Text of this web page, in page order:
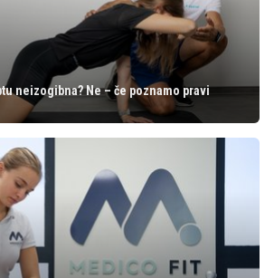
neizogibna? Ne – če poznamo pravi